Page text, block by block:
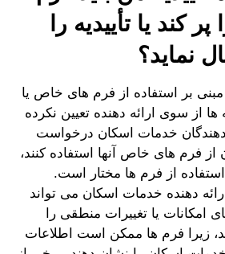
کند یا تأییدیه را
نماید؟
مبنی بر استفاده از فرم های خاص یا
ها از سوی ارائه دهنده تعیین نکرده
دهندگان خدمات اسکان درخواست
فرم های خاص آنها استفاده کنند،
از فرم ها مختار است.
دهنده خدمات اسکان می تواند
یا تغییرات منطقی را
زیرا فرم ها ممکن است اطلاعات